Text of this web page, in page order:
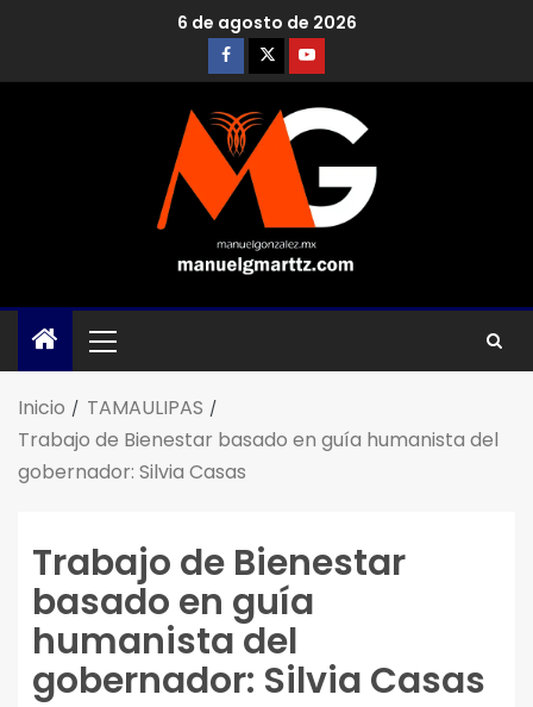
6 de agosto de 2026
Inicio
TAMAULIPAS
Trabajo de Bienestar basado en guía humanista del
gobernador: Silvia Casas
Trabajo de Bienestar
basado en guía
humanista del
gobernador: Silvia Casas